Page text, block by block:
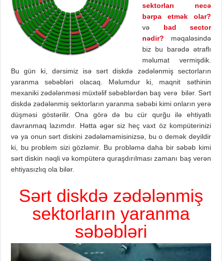
sektorları necə
bərpa etmək olar?
və bad sector
nədir? məqaləsində
biz bu barədə ətraflı
məlumat vermişdik.
Bu gün ki, dərsimiz isə sərt diskdə zədələnmiş sectorların
yaranma səbəbləri olacaq. Məlumdur ki, maqnit səthinin
mexaniki zədələnməsi müxtəlif səbəblərdən baş verə bilər. Sərt
diskdə zədələnmiş sektorların yaranma səbəbi kimi onların yerə
düşməsi göstərilir. Ona görə də bu cür qurğu ilə ehtiyatlı
davranmaq lazımdır. Hətta əgər siz heç vaxt öz kompüterinizi
və ya onun sərt diskini zədələməmisinizsə, bu o demək deyildir
ki, bu problem sizi gözləmir. Bu probləmə daha bir səbəb kimi
sərt diskin nəqli və kompüterə quraşdırılması zamanı baş verən
ehtiyasızlıq ola bilər.
Sərt diskdə zədələnmiş
sektorların yaranma
səbəbləri